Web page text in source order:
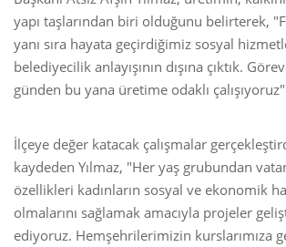
yapı taşlarından biri olduğunu belirterek,
yanı sıra hayata geçirdiğimiz sosyal
belediyecilik anlayışının dışına çıktık.
günden bu yana üretime odaklı
İlçeye değer katacak çalışmalar
kaydeden Yılmaz, "Her yaş grubundan
özellikleri kadınların sosyal ve ekonomik
olmalarını sağlamak amacıyla projeler
ediyoruz. Hemşehrilerimizin kurslarımıza